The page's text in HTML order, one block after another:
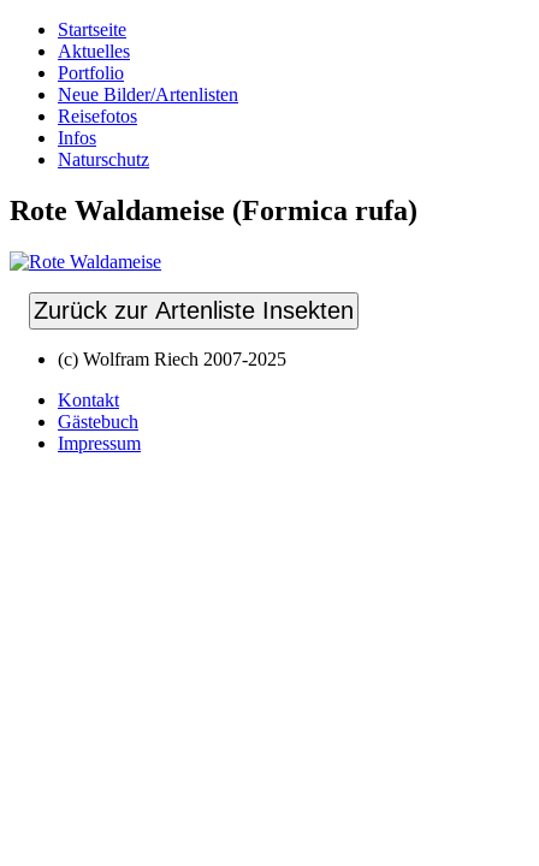
Startseite
Aktuelles
Portfolio
Neue Bilder/Artenlisten
Reisefotos
Infos
Naturschutz
Rote Waldameise (Formica rufa)
Zurück zur Artenliste Insekten
(c) Wolfram Riech 2007-2025
Kontakt
Gästebuch
Impressum